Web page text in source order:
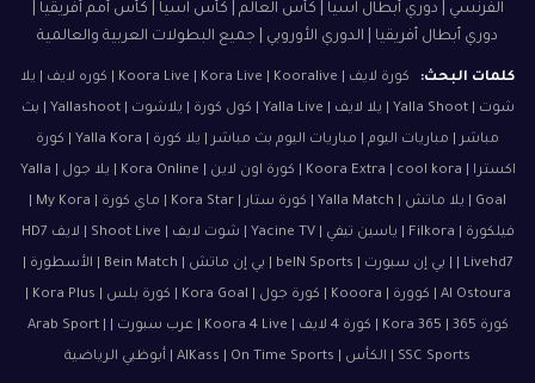
الفرنسي | دوري أبطال آسيا | كأس العالم | كأس آسيا | كأس أمم أفريقيا |
دوري أبطال أفريقيا | الدوري الأوروبي | جميع البطولات العربية والعالمية
كلمات البحث:
كورة لايف | Koora Live | Kora Live | Kooralive | كوره لايف | يلا
شوت | Yalla Shoot | يلا لايف | Yalla Live | كول كورة | يلاشوت | Yallashoot | بث
مباشر | مباريات اليوم | مباريات اليوم بث مباشر | يلا كورة | Yalla Kora | كورة
اكسترا | Koora Extra | cool kora | كورة اون لاين | Kora Online | يلا جول | Yalla
فيلكورة | Filkora | ياسين تيفي | Yacine TV | شوت لايف | Shoot Live | لايف HD7
| Livehd7 | بي إن سبورت | beIN Sports | بي إن ماتش | Bein Match | الأسطورة |
كورة 365 | Kora 365 | كورة 4 لايف | Koora 4 Live | عرب سبورت | Arab Sport |
SSC Sports | الكأس | AlKass | On Time Sports | أبوظبي الرياضية